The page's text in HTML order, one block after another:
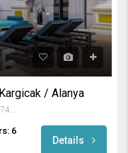
/ Alanya
Kargıcak, Alanya, Antalya, Akdeniz Bölgesi, 07435, Türkiye
6
Details